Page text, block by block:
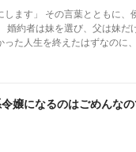
もに、侯爵令嬢シルヴィアは毒
った人生を終えたはずなのに
。 もう、誰かに愛されるためだけに生
は、静かに運命を書き換えて
嬢になるのはごめんな